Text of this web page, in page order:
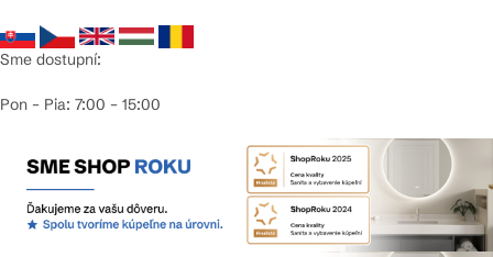
Sme dostupní:
Pon – Pia: 7:00 – 15:00